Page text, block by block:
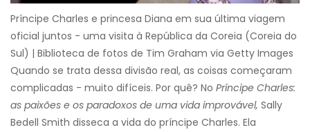
Príncipe Charles e princesa Diana em sua última viagem
oficial juntos - uma visita à República da Coreia (Coreia do
Sul) | Biblioteca de fotos de Tim Graham via Getty Images
Quando se trata dessa divisão real, as coisas começaram
complicadas - muito difíceis. Por quê? No Príncipe Charles:
as paixões e os paradoxos de uma vida improvável, Sally
Bedell Smith disseca a vida do príncipe Charles. Ela